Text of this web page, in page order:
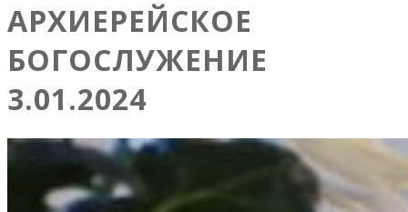
АРХИЕРЕЙСКОЕ
БОГОСЛУЖЕНИЕ
3.01.2024